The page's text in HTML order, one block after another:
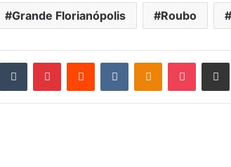
Grande Florianópolis Roubo